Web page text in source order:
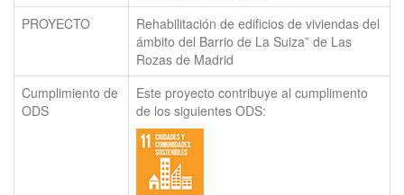
PROYECTO
Rehabilitación de edificios de viviendas del
ámbito del Barrio de La Suiza” de Las
Rozas de Madrid
Cumplimiento de
ODS
Este proyecto contribuye al cumplimento
de los siguientes ODS: